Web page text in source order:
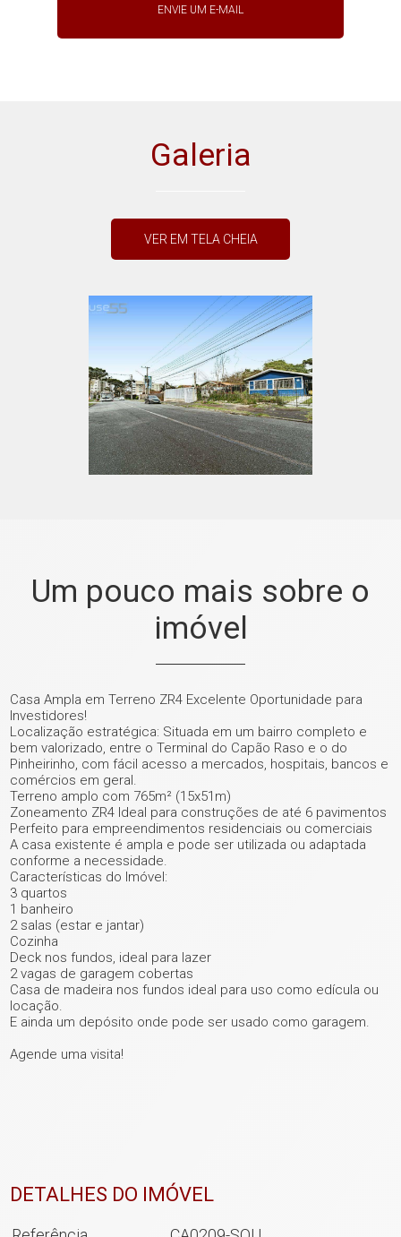
ENVIE UM E-MAIL
Galeria
VER EM TELA CHEIA
+ 14
ver mais fotos
Um pouco mais sobre o
imóvel
Casa Ampla em Terreno ZR4 Excelente Oportunidade para
Investidores!
Localização estratégica: Situada em um bairro completo e
bem valorizado, entre o Terminal do Capão Raso e o do
Pinheirinho, com fácil acesso a mercados, hospitais, bancos e
comércios em geral.
Terreno amplo com 765m² (15x51m)
Zoneamento ZR4 Ideal para construções de até 6 pavimentos
Perfeito para empreendimentos residenciais ou comerciais
A casa existente é ampla e pode ser utilizada ou adaptada
conforme a necessidade.
Características do Imóvel:
3 quartos
1 banheiro
2 salas (estar e jantar)
Cozinha
Deck nos fundos, ideal para lazer
2 vagas de garagem cobertas
Casa de madeira nos fundos ideal para uso como edícula ou
locação.
E ainda um depósito onde pode ser usado como garagem.
Agende uma visita!
DETALHES DO IMÓVEL